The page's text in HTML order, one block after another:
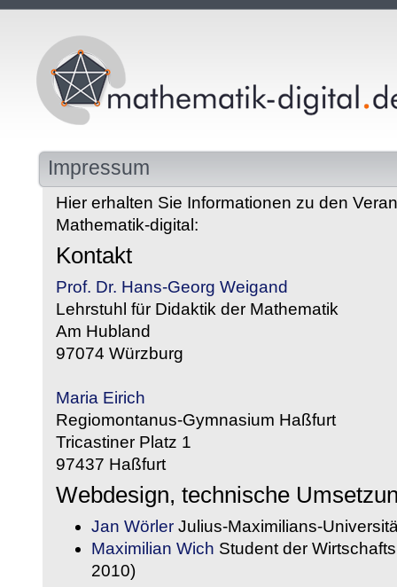
Impressum
Hier erhalten Sie Informationen zu den
Mathematik-digital:
Kontakt
Prof. Dr. Hans-Georg Weigand
Lehrstuhl für Didaktik der Mathematik
Am Hubland
97074 Würzburg
Maria Eirich
Regiomontanus-Gymnasium Haßfurt
Tricastiner Platz 1
97437 Haßfurt
Webdesign, technische
Jan Wörler Julius-Maximilians-
Maximilian Wich Student der
2010)